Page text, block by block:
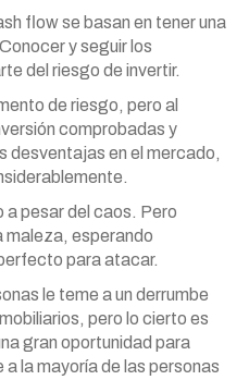
flow se basan en tener una
y seguir los
del riesgo de invertir.
de riesgo, pero al
comprobadas y
desventajas en el mercado,
a pesar del caos. Pero
maleza, esperando
para atacar.
le teme a un derrumbe
pero lo cierto es
gran oportunidad para
la mayoría de las personas